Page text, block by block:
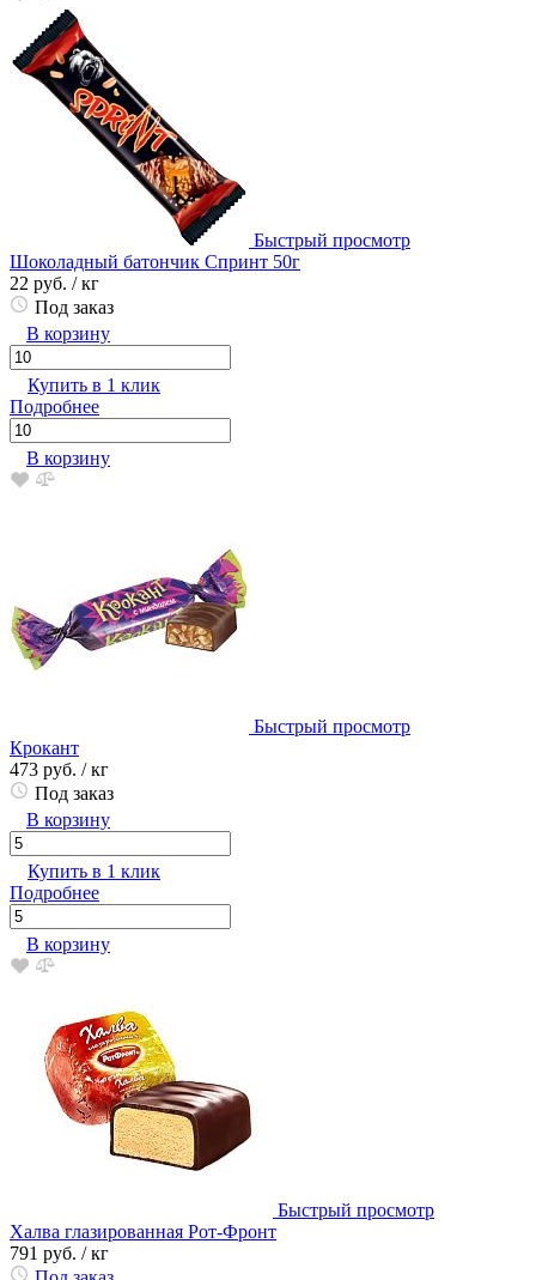
Быстрый просмотр
Шоколадный батончик Спринт 50г
22 руб. / кг
Под заказ
В корзину
Купить в 1 клик
Подробнее
В корзину
Быстрый просмотр
Крокант
473 руб. / кг
Под заказ
В корзину
Купить в 1 клик
Подробнее
В корзину
Быстрый просмотр
Халва глазированная Рот-Фронт
791 руб. / кг